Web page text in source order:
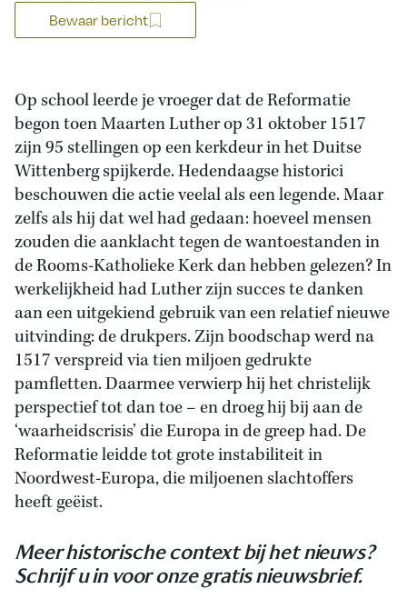
Bewaar bericht
Op school leerde je vroeger dat de Reformatie
begon toen Maarten Luther op 31 oktober 1517
zijn 95 stellingen op een kerkdeur in het Duitse
Wittenberg spijkerde. Hedendaagse historici
beschouwen die actie veelal als een legende. Maar
zelfs als hij dat wel had gedaan: hoeveel mensen
zouden die aanklacht tegen de wantoestanden in
de Rooms-Katholieke Kerk dan hebben gelezen? In
werkelijkheid had Luther zijn succes te danken
aan een uitgekiend gebruik van een relatief nieuwe
uitvinding: de drukpers. Zijn boodschap werd na
1517 verspreid via tien miljoen gedrukte
pamfletten. Daarmee verwierp hij het christelijk
perspectief tot dan toe – en droeg hij bij aan de
‘waarheidscrisis’ die Europa in de greep had. De
Reformatie leidde tot grote instabiliteit in
Noordwest-Europa, die miljoenen slachtoffers
heeft geëist.
Meer historische context bij het nieuws?
Schrijf u in voor onze gratis nieuwsbrief.